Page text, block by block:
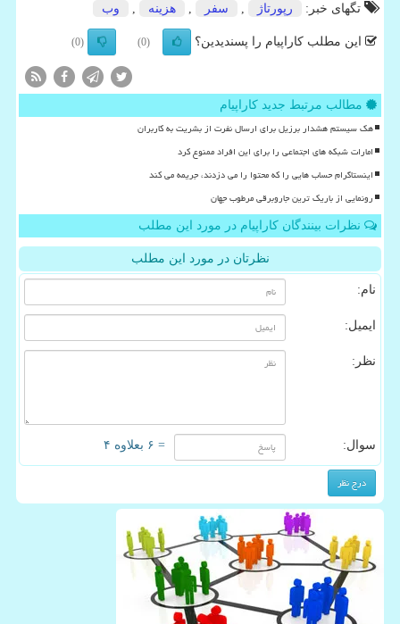
تگهای خبر:
رپورتاژ سفر هزینه وب
این مطلب کاراپیام را پسندیدین؟ (0)
(0)
مطالب مرتبط جدید کاراپیام
هک سیستم هشدار برزیل برای ارسال نفرت از بشریت به کاربران
امارات شبکه های اجتماعی را برای این افراد ممنوع کرد
اینستاگرام حساب هایی را که محتوا را می دزدند، جریمه می کند
رونمایی از باریک ترین جاروبرقی مرطوب جهان
نظرات بینندگان کاراپیام در مورد این مطلب
نظرتان در مورد این مطلب
نام:
ایمیل:
نظر:
سوال: = ۶ بعلاوه ۴